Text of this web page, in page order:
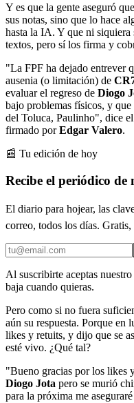
Y es que la gente aseguró
sus notas, sino que lo hace
hasta la IA. Y que ni siquiera
textos, pero sí los firma y
"La FPF ha dejado entrever
ausenia (o limitación) de
evaluar el regreso de Diogo
bajo problemas físicos, y
del Toluca, Paulinho", dice
firmado porEdgar Valero.
📰 Tu edición de hoy
Recibe el periódico de
El diario para hojear, las
correo, todos los días.
Al suscribirte aceptas nuestro
baja cuando quieras.
Pero como si no fuera
aún su respuesta. Porque en
likes y retuits, y dijo que se
esté vivo. ¿Qué tal?
"Bueno gracias por los likes
Diogo Jota pero se murió
para la próxima me